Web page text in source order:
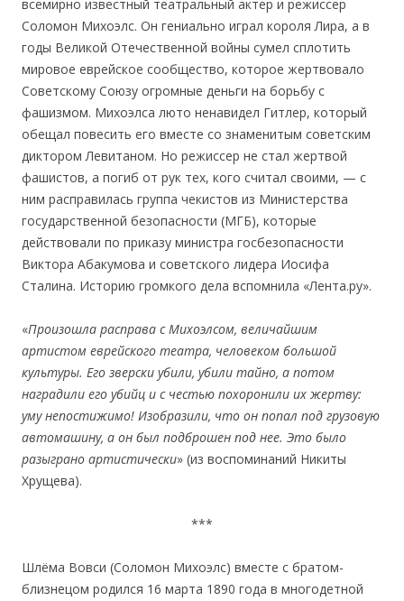
всемирно известный театральный актер и режиссер
Соломон Михоэлс. Он гениально играл короля Лира, а в
годы Великой Отечественной войны сумел сплотить
мировое еврейское сообщество, которое жертвовало
Советскому Союзу огромные деньги на борьбу с
фашизмом. Михоэлса люто ненавидел Гитлер, который
обещал повесить его вместе со знаменитым советским
диктором Левитаном. Но режиссер не стал жертвой
фашистов, а погиб от рук тех, кого считал своими, — с
ним расправилась группа чекистов из Министерства
государственной безопасности (МГБ), которые
действовали по приказу министра госбезопасности
Виктора Абакумова и советского лидера Иосифа
Сталина. Историю громкого дела вспомнила «Лента.ру».
«Произошла расправа с Михоэлсом, величайшим
артистом еврейского театра, человеком большой
культуры. Его зверски убили, убили тайно, а потом
наградили его убийц и с честью похоронили их жертву:
уму непостижимо! Изобразили, что он попал под грузовую
автомашину, а он был подброшен под нее. Это было
разыграно артистически» (из воспоминаний Никиты
Хрущева).
***
Шлёма Вовси (Соломон Михоэлс) вместе с братом-
близнецом родился 16 марта 1890 года в многодетной